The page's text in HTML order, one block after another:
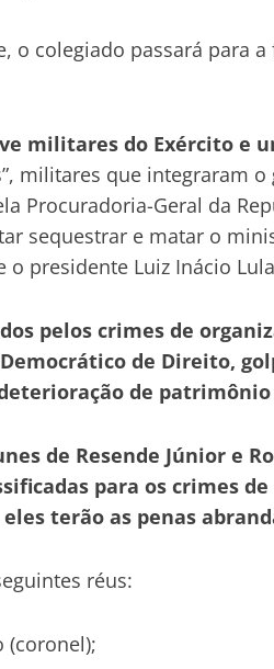
o colegiado passará para
militares do Exército e
militares que integraram
Procuradoria-Geral da
sequestrar e matar o
presidente Luiz Inácio
pelos crimes de
de Direito,
de
de Resende Júnior e
para os crimes
terão as penas
réus:
(coronel);